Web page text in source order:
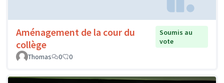
Aménagement de la cour du
collège
Soumis au
vote
Thomas
0 0